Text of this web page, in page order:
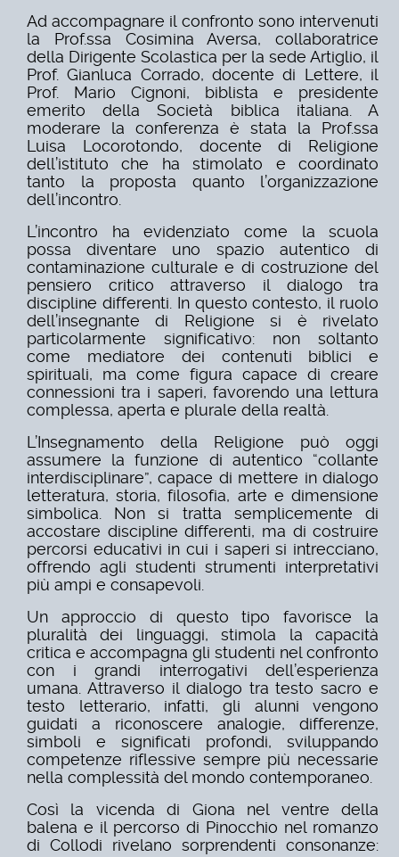
Ad accompagnare il confronto sono intervenuti
la Prof.ssa Cosimina Aversa, collaboratrice
della Dirigente Scolastica per la sede Artiglio, il
Prof. Gianluca Corrado, docente di Lettere, il
Prof. Mario Cignoni, biblista e presidente
emerito della Società biblica italiana. A
moderare la conferenza è stata la Prof.ssa
Luisa Locorotondo, docente di Religione
dell’istituto che ha stimolato e coordinato
tanto la proposta quanto l’organizzazione
dell’incontro.
L’incontro ha evidenziato come la scuola
possa diventare uno spazio autentico di
contaminazione culturale e di costruzione del
pensiero critico attraverso il dialogo tra
discipline differenti. In questo contesto, il ruolo
dell’insegnante di Religione si è rivelato
particolarmente significativo: non soltanto
come mediatore dei contenuti biblici e
spirituali, ma come figura capace di creare
connessioni tra i saperi, favorendo una lettura
complessa, aperta e plurale della realtà.
L’Insegnamento della Religione può oggi
assumere la funzione di autentico “collante
interdisciplinare”, capace di mettere in dialogo
letteratura, storia, filosofia, arte e dimensione
simbolica. Non si tratta semplicemente di
accostare discipline differenti, ma di costruire
percorsi educativi in cui i saperi si intrecciano,
offrendo agli studenti strumenti interpretativi
più ampi e consapevoli.
Un approccio di questo tipo favorisce la
pluralità dei linguaggi, stimola la capacità
critica e accompagna gli studenti nel confronto
con i grandi interrogativi dell’esperienza
umana. Attraverso il dialogo tra testo sacro e
testo letterario, infatti, gli alunni vengono
guidati a riconoscere analogie, differenze,
simboli e significati profondi, sviluppando
competenze riflessive sempre più necessarie
nella complessità del mondo contemporaneo.
Così la vicenda di Giona nel ventre della
balena e il percorso di Pinocchio nel romanzo
di Collodi rivelano sorprendenti consonanze: